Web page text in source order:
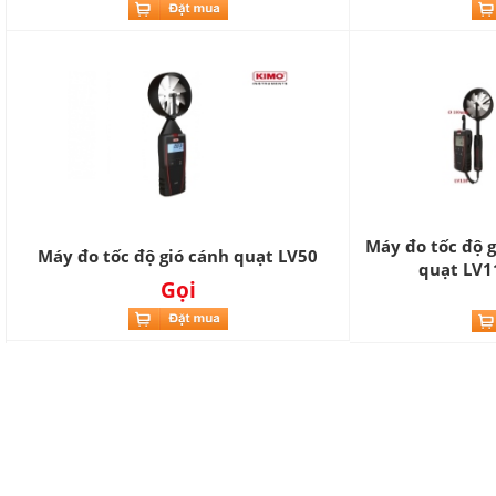
Máy đo tốc độ gió cánh quạt LV50
Gọi
Máy đo tốc độ
quạt